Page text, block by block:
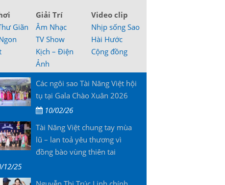
Giãn
Giải Trí
Âm Nhạc
TV Show
Kịch – Điện
Ảnh
Video clip
Nhịp sống Sao
Hài Hước
Cộng đồng
Các ngôi sao Tài Năng Việt hội
tụ tại Gala Chào Xuân 2026
10/02/26
Tài Năng Việt chung tay mùa
lũ – lan toả yêu thương vì
đồng bào vùng thiên tai
12/25